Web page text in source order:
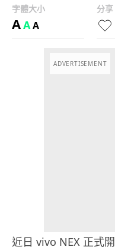
字體大小
AAA
分享
ADVERTISEMENT
近日 vivo NEX 正式